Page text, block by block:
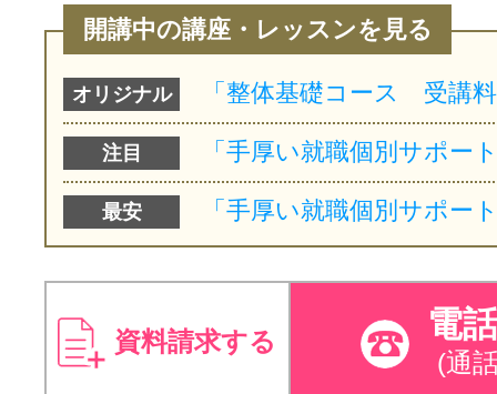
開講中の講座・レッスンを見る
オリジナル
注目
最安
資料請求する 電
(通